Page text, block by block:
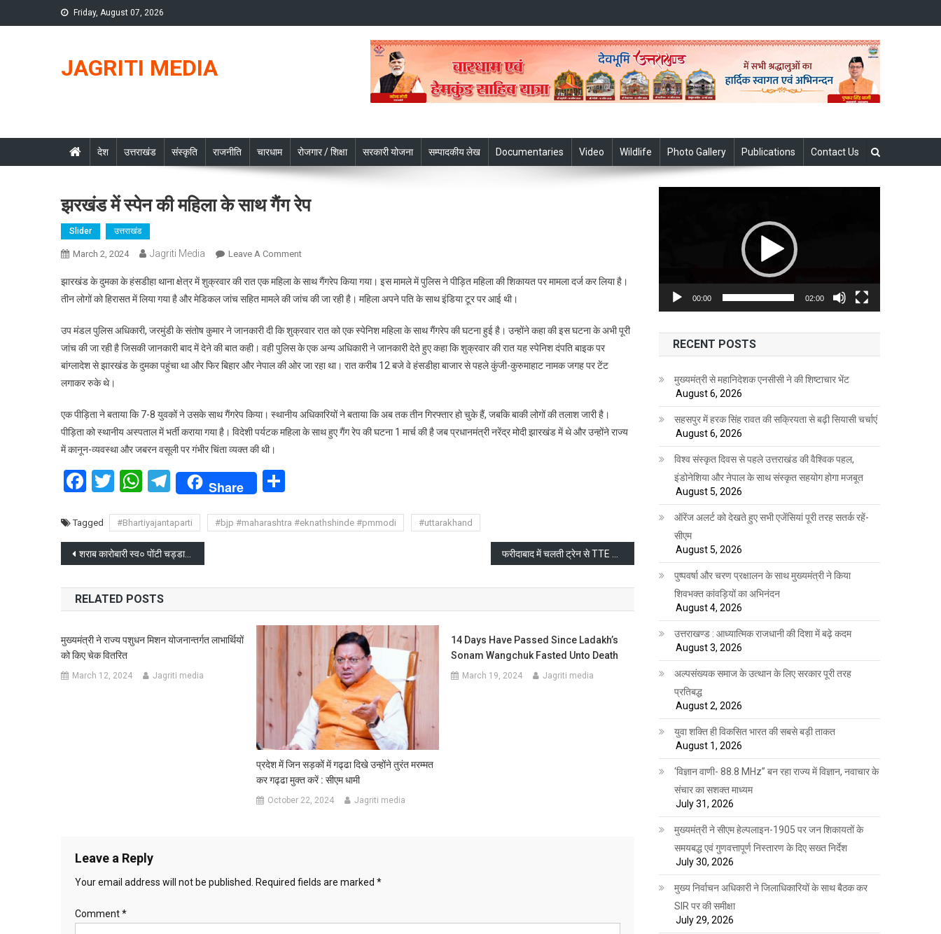
to
Friday, August 07, 2026
JAGRITI MEDIA
देश उत्तराखंड संस्कृति राजनीति चारधाम रोजगार / शिक्षा सरकारी योजना सम्पादकीय लेख Documentaries Video Wildlife Photo Gallery Publications Contact Us
झरखंड में स्पेन की महिला के साथ गैंग रेप
Slider उत्तराखंड
March 2, 2024 Jagriti Media Leave A CommentOn
में
स्पेन
महिला
के
साथ
झारखंड के दुमका के हंसडीहा थाना क्षेत्र में शुक्रवार की रात एक महिला के साथ गैंगरेप किया गया। इस मामले में पुलिस ने पीड़ित महिला की शिकायत पर मामला दर्ज कर लिया है।
तीन लोगों को हिरासत में लिया गया है और मेडिकल जांच सहित मामले की जांच की जा रही है। महिला अपने पति के साथ इंडिया टूर पर आई थी।
उप मंडल पुलिस अधिकारी, जरमुंडी के संतोष कुमार ने जानकारी दी कि शुक्रवार रात को एक स्पेनिश महिला के साथ गैंगरेप की घटना हुई है। उन्होंने कहा की इस घटना के अभी पूरी
जांच की जा रही है जिसकी जानकारी बाद में देने की बात कही। वही पुलिस के एक अन्य अधिकारी ने जानकारी देते हुए कहा कि शुक्रवार की रात यह स्पेनिश दंपति बाइक पर
बांग्लादेश से झारखंड के दुमका पहुंचा था और फिर बिहार और नेपाल की ओर जा रहा था। रात करीब 12 बजे वे हंसडीहा बाजार से पहले कुंजी-कुरुमाहाट नामक जगह पर टेंट
लगाकर रुके थे।
एक पीड़िता ने बताया कि 7-8 युवकों ने उसके साथ गैंगरेप किया। स्थानीय अधिकारियों ने बताया कि अब तक तीन गिरफ्तार हो चुके हैं, जबकि बाकी लोगों की तलाश जारी है।
पीड़िता को स्थानीय अस्पताल में भर्ती कराया गया है। विदेशी पर्यटक महिला के साथ हुए गैंग रेप की घटना 1 मार्च की है जब प्रधानमंत्री नरेंद्र मोदी झारखंड में थे और उन्होंने राज्य
में कानून-व्यवस्था और जबरन वसूली पर गंभीर चिंता व्यक्त की थी।
Facebook
Twitter
WhatsApp
Telegram
Share
Tagged #Bhartiyajantaparti #bjp #maharashtra #eknathshinde #pmmodi #uttarakhand
Post
navigation
शराब कारोबारी स्व० पोंटी चड्डा के 400 करोड़ के फार्म हाउस पर चला बुलडोजर
RELATED POSTS
मुख्यमंत्री ने राज्य पशुधन मिशन योजनान्तर्गत लाभार्थियों
को किए चेक वितरित
March 12, 2024 Jagriti media
प्रदेश में जिन सड़कों में गढ्ढा दिखे उन्होंने तुरंत मरम्मत
कर गढ्ढा मुक्त करें : सीएम धामी
October 22, 2024 Jagriti media
14 Days Have Passed Since Ladakh’s
Sonam Wangchuk Fasted Unto Death
March 19, 2024 Jagriti media
Leave a Reply
Your email address will not be published. Required fields are marked *
Comment*
00:00 02:00
RECENT POSTS
मुख्यमंत्री से महानिदेशक एनसीसी ने की शिष्टाचार भेंट
August 6, 2026
सहसपुर में हरक सिंह रावत की सक्रियता से बढ़ी सियासी चर्चाएं
August 6, 2026
विश्व संस्कृत दिवस से पहले उत्तराखंड की वैश्विक पहल,
इंडोनेशिया और नेपाल के साथ संस्कृत सहयोग होगा मजबूत
August 5, 2026
ऑरेंज अलर्ट को देखते हुए सभी एजेंसियां पूरी तरह सतर्क रहें-
सीएम
August 5, 2026
पुष्पवर्षा और चरण प्रक्षालन के साथ मुख्यमंत्री ने किया
शिवभक्त कांवड़ियों का अभिनंदन
August 4, 2026
उत्तराखण्ड : आध्यात्मिक राजधानी की दिशा में बढ़े कदम
August 3, 2026
अल्पसंख्यक समाज के उत्थान के लिए सरकार पूरी तरह
प्रतिबद्ध
August 2, 2026
युवा शक्ति ही विकसित भारत की सबसे बड़ी ताकत
August 1, 2026
‘विज्ञान वाणी- 88.8 MHz” बन रहा राज्य में विज्ञान, नवाचार के
संचार का सशक्त माध्यम
July 31, 2026
मुख्यमंत्री ने सीएम हेल्पलाइन-1905 पर जन शिकायतों के
समयबद्ध एवं गुणवत्तापूर्ण निस्तारण के दिए सख्त निर्देश
July 30, 2026
मुख्य निर्वाचन अधिकारी ने जिलाधिकारियों के साथ बैठक कर
SIR पर की समीक्षा
July 29, 2026